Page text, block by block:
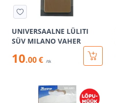
UNIVERSAALNE LÜLITI
SÜV MILANO VAHER
10.00 € /tk